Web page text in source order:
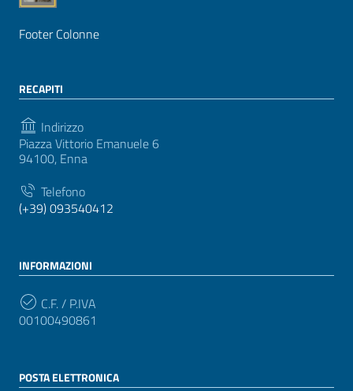
Footer Colonne
RECAPITI
Indirizzo
Piazza Vittorio Emanuele 6
94100, Enna
Telefono
(+39) 093540412
INFORMAZIONI
C.F. / P.IVA
00100490861
POSTA ELETTRONICA